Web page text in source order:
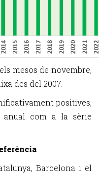
mesos de novembre,
des del 2007.
positives,
com a la sèrie
Barcelona i el